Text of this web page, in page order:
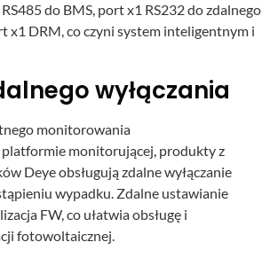
do BMS, port x1 RS232 do zdalnego
x1 DRM, co czyni system inteligentnym i
wyłączania
monitorowania
monitorującej, produkty z
Deye obsługują zdalne wyłączanie
wypadku. Zdalne ustawianie
FW, co ułatwia obsługę i
fotowoltaicznej.